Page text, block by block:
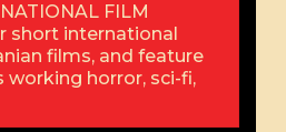
FILM
short international
films, and feature
working horror, sci-fi,